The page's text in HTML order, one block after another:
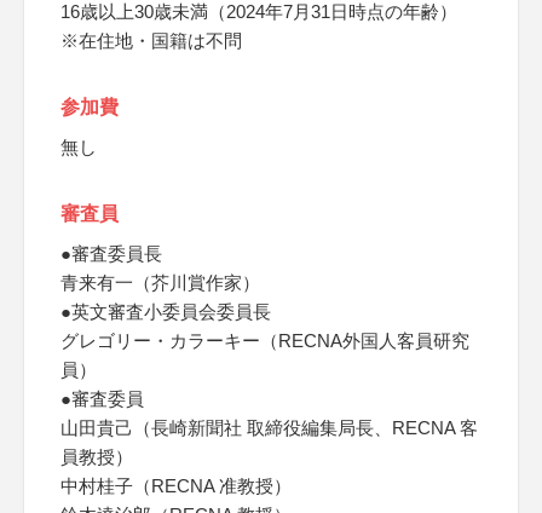
16歳以上30歳未満（2024年7月31日時点の年齢）
※在住地・国籍は不問
参加費
無し
審査員
●審査委員長
青来有一（芥川賞作家）
●英文審査小委員会委員長
グレゴリー・カラーキー（RECNA外国人客員研究
員）
●審査委員
山田貴己（長崎新聞社 取締役編集局長、RECNA 客
員教授）
中村桂子（RECNA 准教授）